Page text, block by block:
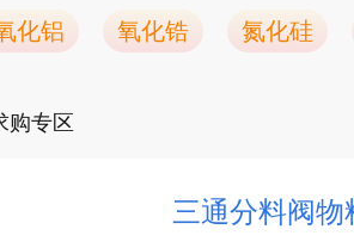
化铝 氧化锆 氮化硅
购专区
三通分料阀